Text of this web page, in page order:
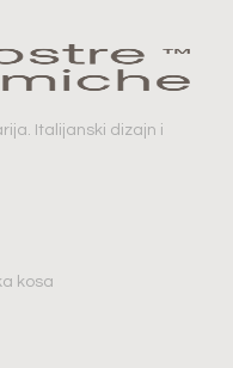
Italijanski dizajn i
kosa